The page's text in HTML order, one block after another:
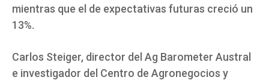
mientras que el de expectativas futuras creció un
13%.
Carlos Steiger, director del Ag Barometer Austral
e investigador del Centro de Agronegocios y